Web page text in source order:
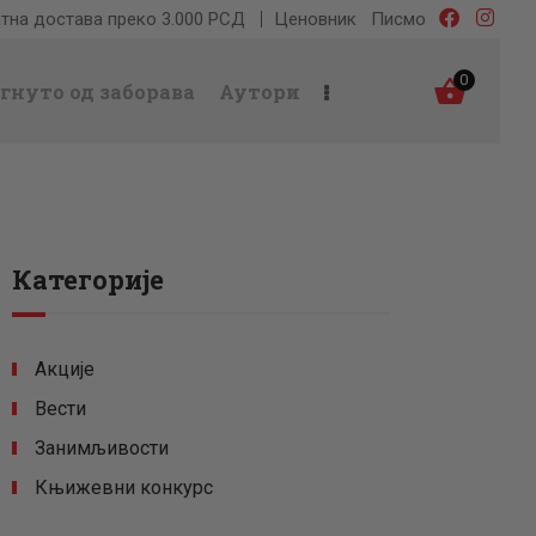
достава преко 3.000 РСД Ценовник Писмо
од заборава Аутори 0
Категорије
Акције
Вести
Занимљивости
Књижевни конкурс